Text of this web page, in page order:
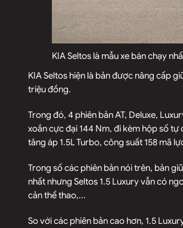
KIA Seltos là mẫu xe bán chạy
KIA Seltos hiện là bản được nâng cấp
triệu đồng.
Trong đó, 4 phiên bản AT, Deluxe,
xoắn cực đại 144 Nm, đi kèm hộp số tự
tăng áp 1.5L Turbo, công suất 158 mã
Trong số các phiên bản nói trên, bản
nhất nhưng Seltos 1.5 Luxury vẫn có
cản thể thao,...
So với các phiên bản cao hơn, 1.5